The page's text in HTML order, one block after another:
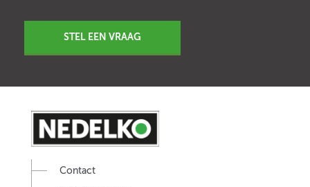
STEL EEN VRAAG
Contact